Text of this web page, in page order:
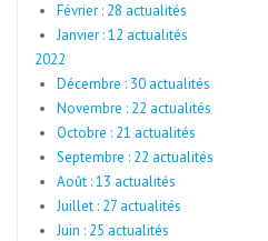
Février : 28 actualités
Janvier : 12 actualités
2022
Décembre : 30 actualités
Novembre : 22 actualités
Octobre : 21 actualités
Septembre : 22 actualités
Août : 13 actualités
Juillet : 27 actualités
Juin : 25 actualités